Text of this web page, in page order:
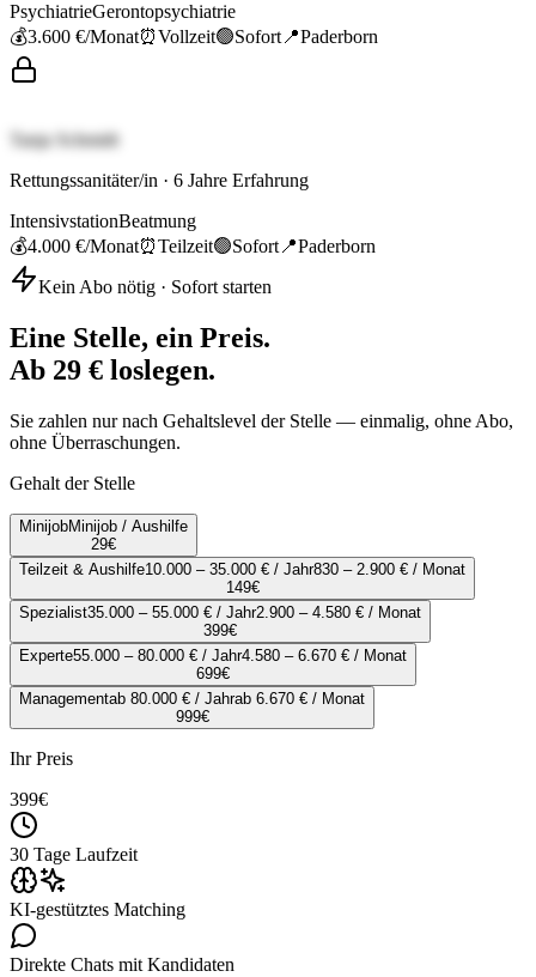
PsychiatrieGerontopsychiatrie
💰3.600 €/Monat⏰Vollzeit🟢Sofort 📍Paderborn
Tanja Schmidt
Rettungssanitäter/in · 6 Jahre Erfahrung
IntensivstationBeatmung
💰4.000 €/Monat⏰Teilzeit🟢Sofort 📍Paderborn
Kein Abo nötig · Sofort starten
Eine Stelle, ein Preis.
Ab 29 € loslegen.
Sie zahlen nur nach Gehaltslevel der Stelle — einmalig, ohne Abo,
ohne Überraschungen.
Gehalt der Stelle
MinijobMinijob / Aushilfe
29€
Teilzeit & Aushilfe10.000 – 35.000 € / Jahr830 – 2.900 € / Monat
149€
Spezialist35.000 – 55.000 € / Jahr2.900 – 4.580 € / Monat
399€
Experte55.000 – 80.000 € / Jahr4.580 – 6.670 € / Monat
699€
Managementab 80.000 € / Jahrab 6.670 € / Monat
999€
Ihr Preis
399€
30 Tage Laufzeit
KI-gestütztes Matching
Direkte Chats mit Kandidaten